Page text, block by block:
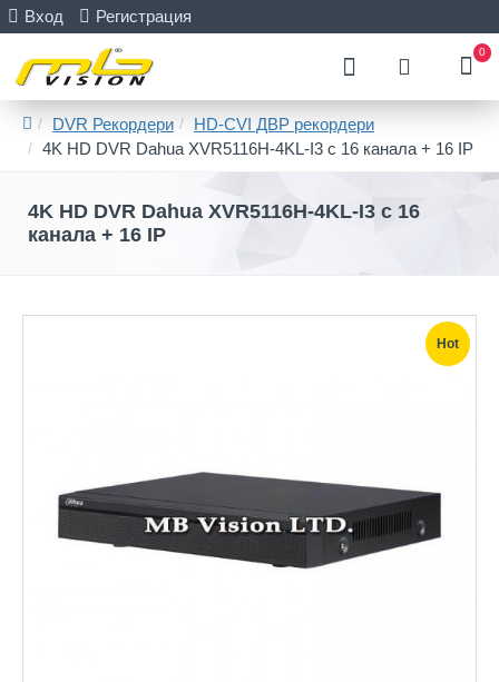
Вход Регистрация
0
DVR Рекордери
HD-CVI ДВР рекордери
4K HD DVR Dahua XVR5116H-4KL-I3 с 16 канала + 16 IP
4K HD DVR Dahua XVR5116H-4KL-I3 с 16
канала + 16 IP
Hot